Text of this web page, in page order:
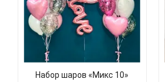
Набор шаров «Микс 10»